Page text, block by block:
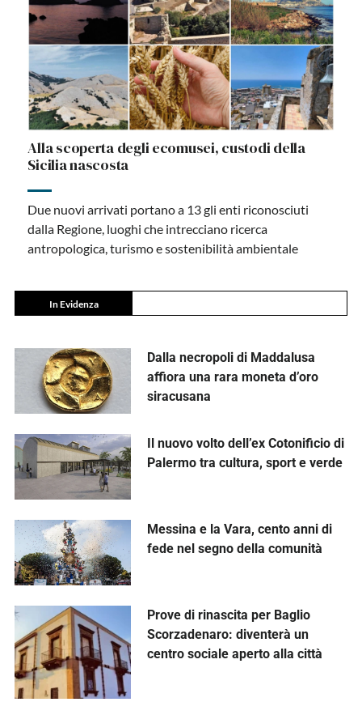
Alla scoperta degli ecomusei, custodi della
Sicilia nascosta
Due nuovi arrivati portano a 13 gli enti riconosciuti
dalla Regione, luoghi che intrecciano ricerca
antropologica, turismo e sostenibilità ambientale
In Evidenza
Dalla necropoli di Maddalusa
affiora una rara moneta d’oro
siracusana
Il nuovo volto dell’ex Cotonificio di
Palermo tra cultura, sport e verde
Messina e la Vara, cento anni di
fede nel segno della comunità
Prove di rinascita per Baglio
Scorzadenaro: diventerà un
centro sociale aperto alla città